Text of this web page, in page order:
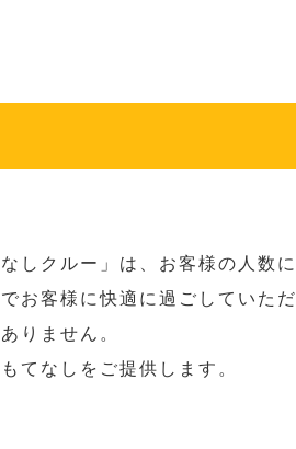
しクルー」は、お客様の人数に
お客様に快適に過ごしていただ
りません。
てなしをご提供します。